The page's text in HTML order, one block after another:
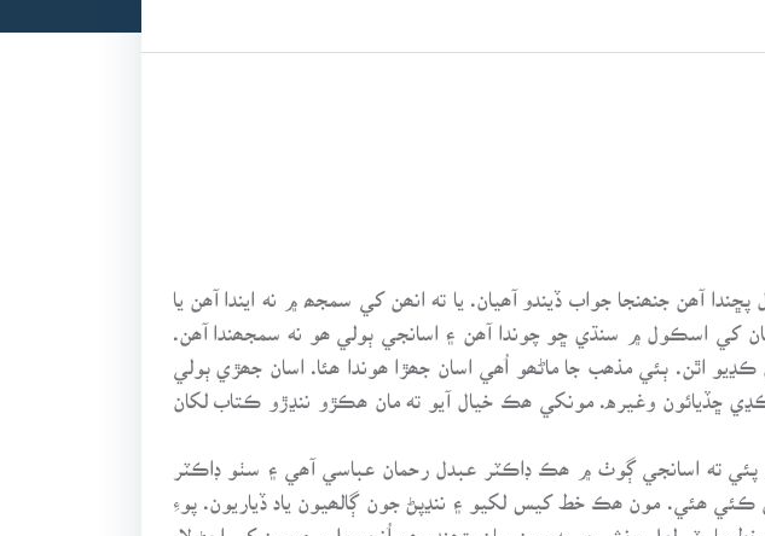
آھن جنھنجا جواب ڏيندو آھيان. يا ته انھن کي سمجھ ۾ نه ايندا آھن يا
کي اسڪول ۾ سنڌي ڇو چوندا آھن ۽ اسانجي ٻولي ھو نه سمجھندا آھن.
ڪڍيو اٿن. ٻئي مذھب جا ماڻھو اُھي اسان جھڙا ھوندا ھئا. اسان جھڙي ٻولي
ڇڏيائون وغيره. مونکي ھڪ خيال آيو ته مان ھڪڙو ننڍڙو ڪتاب لکان
۾ گڏيو جنھن مان خبر پئي ته اسانجي ڳوٺ ۾ ھڪ ڊاڪٽر عبدل رحمان عباسي آھي ۽ سٺو ڊاڪٽر
ياد آيو ته اُھو ته مون سان گڏ پڙھيو ھو ۽ مئٽرڪ گڏ 1946ع ۾ پاس ڪئي ھئي. مون ھڪ خط کيس لکيو ۽ ننڍپڻ جون ڳالھيون ياد ڏياريون. پوءِ
لعل بخش جو به مون سان پڙھندو ھو اُنجو مليو ۽ مون کي اچڻ لاءِ